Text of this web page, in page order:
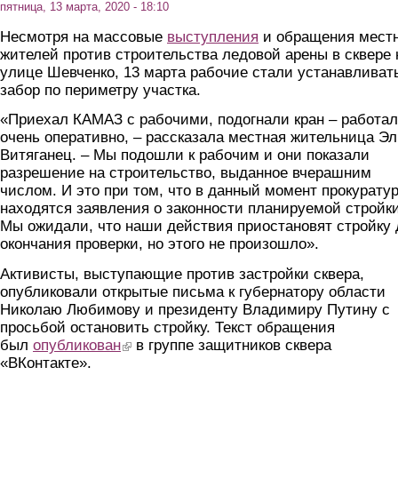
пятница, 13 марта, 2020 - 18:10
Несмотря на массовые выступления и обращения
жителей против строительства ледовой арены в сквере
улице Шевченко, 13 марта рабочие стали
забор по периметру участка.
«Приехал КАМАЗ с рабочими, подогнали кран –
очень оперативно, – рассказала местная жительница
Витяганец. – Мы подошли к рабочим и они показали
разрешение на строительство, выданное вчерашним
числом. И это при том, что в данный момент
находятся заявления о законности планируемой
Мы ожидали, что наши действия приостановят стройку
окончания проверки, но этого не произошло».
Активисты, выступающие против застройки сквера,
опубликовали открытые письма к губернатору области
Николаю Любимову и президенту Владимиру Путину с
просьбой остановить стройку. Текст обращения
был опубликован(link is external)
в группе защитников сквера
«ВКонтакте».